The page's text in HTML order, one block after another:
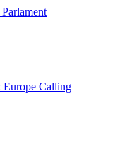
Europe Calling